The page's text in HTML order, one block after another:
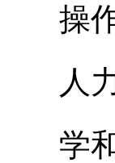
操
人
学